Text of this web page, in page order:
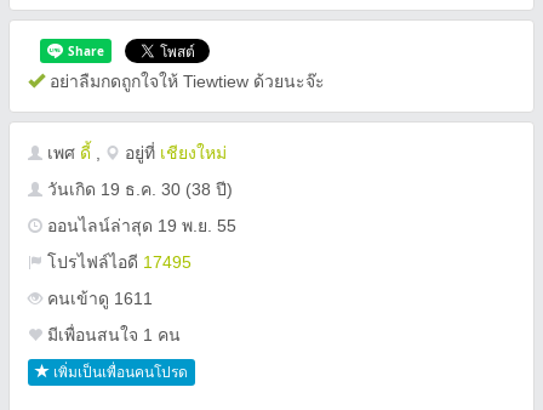
อย่าลืมกดถูกใจให้ Tiewtiew ด้วยนะจ๊ะ
เพศ ดี้ อยู่ที่ เชียงใหม่
วันเกิด 19 ธ.ค. 30 (38 ปี)
ออนไลน์ล่าสุด 19 พ.ย. 55
โปรไฟล์ไอดี 17495
คนเข้าดู 1611
มีเพื่อนสนใจ 1 คน
เพิ่มเป็นเพื่อนคนโปรด